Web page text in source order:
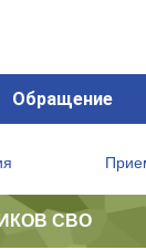
Обращение
СВО